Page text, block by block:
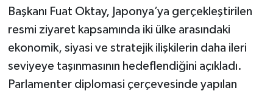
Başkanı Fuat Oktay, Japonya’ya gerçekleştirilen
resmi ziyaret kapsamında iki ülke arasındaki
ekonomik, siyasi ve stratejik ilişkilerin daha ileri
seviyeye taşınmasının hedeflendiğini açıkladı.
Parlamenter diplomasi çerçevesinde yapılan